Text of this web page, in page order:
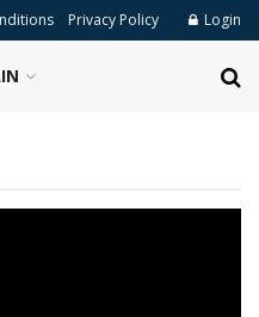
Privacy Policy Login